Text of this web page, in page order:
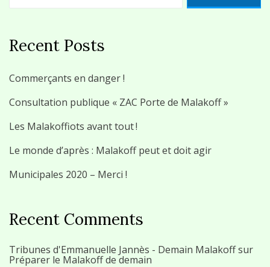
Recent Posts
Commerçants en danger !
Consultation publique « ZAC Porte de Malakoff »
Les Malakoffiots avant tout !
Le monde d’après : Malakoff peut et doit agir
Municipales 2020 – Merci !
Recent Comments
Tribunes d'Emmanuelle Jannès - Demain Malakoffsur
Préparer le Malakoff de demain